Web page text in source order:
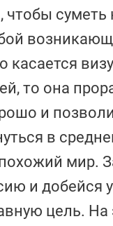
чтобы суметь
касается
то она
и
в
мир.
и добейся
цель. На